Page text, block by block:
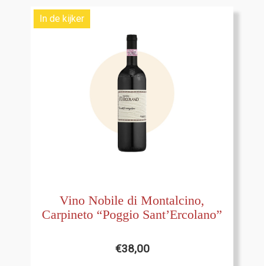
In de kijker
Vino Nobile di Montalcino,
Carpineto “Poggio Sant’Ercolano”
€38,00